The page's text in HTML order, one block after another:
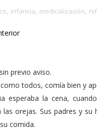
, infancia, medicalización,
previo aviso.
todos, ­comía bien y
esperaba la cena,
orejas. Sus padres y
comida.